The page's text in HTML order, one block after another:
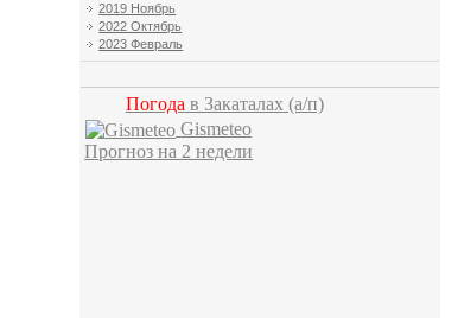
2019 Ноябрь
2022 Октябрь
2023 Февраль
Погода в Закаталах (а/п)
Gismeteo
Прогноз на 2 недели